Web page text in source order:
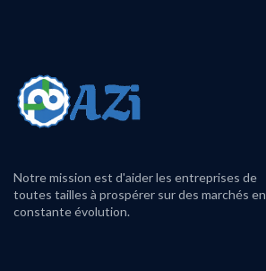
Notre mission est d'aider les entreprises de
toutes tailles à prospérer sur des marchés en
constante évolution.